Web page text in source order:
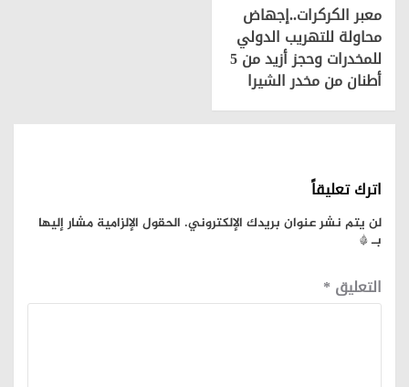
معبر الكركرات..إجهاض
محاولة للتهريب الدولي
للمخدرات وحجز أزيد من 5
أطنان من مخدر الشيرا
اترك تعليقاً
لن يتم نشر عنوان بريدك الإلكتروني. الحقول الإلزامية مشار إليها
بـ*
التعليق *